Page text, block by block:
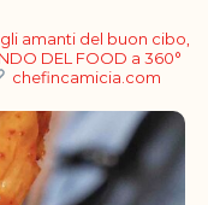
amanti del buon cibo,
DEL FOOD a 360°
chefincamicia.com